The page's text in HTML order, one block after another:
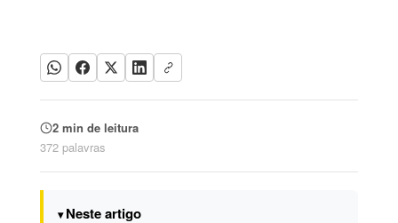
2 min de leitura
372 palavras
Neste artigo